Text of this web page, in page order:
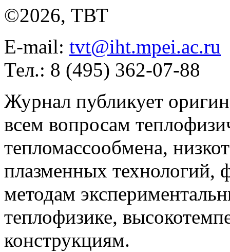
©2026, ТВТ
E-mail: tvt@iht.mpei.ac.ru
Тел.: 8 (495) 362-07-88
Журнал публикует
всем вопросам
тепломассообмена,
плазменных технологий,
методам
теплофизике,
конструкциям.